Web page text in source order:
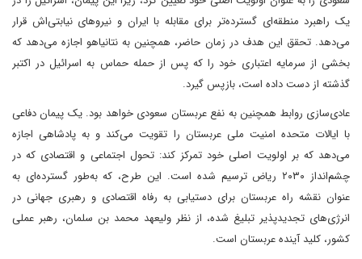
یک راهبرد منطقه‌ای گسترده‌تر برای مقابله با ایران و نیروهای نیابتی‌اش قرار
می‌دهد. تحقق این هدف در زمان حاضر، همچنین به نتانیاهو اجازه می‌دهد که
بخشی از سرمایه اعتباری خود را که پس از حمله حماس به اسرائیل در اکتبر
گذشته از دست داده است، بازپس گیرد.
عادی‌سازی روابط همچنین به نفع عربستان سعودی خواهد بود. یک پیمان دفاعی
با ایالات متحده امنیت ملی عربستان را تقویت می‌کند و به پادشاهی اجازه
می‌دهد که بر اولویت اصلی خود تمرکز کند: تحول اجتماعی و اقتصادی که در
چشم‌انداز ۲۰۳۰ ریاض ترسیم شده است. این طرح، که به‌طور گسترده‌ای به
عنوان نقشه راه عربستان برای دستیابی به رفاه اقتصادی و رهبری جهانی در
انرژی‌های تجدیدپذیر تبلیغ شده، از نظر ولیعهد محمد بن سلمان، رهبر عملی
کشور، کلید آینده عربستان است.